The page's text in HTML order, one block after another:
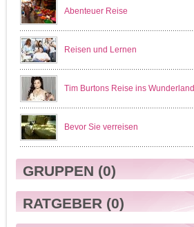
Abenteuer Reise
Reisen und Lernen
Tim Burtons Reise ins Wunderland
Bevor Sie verreisen
GRUPPEN (0)
RATGEBER(0)